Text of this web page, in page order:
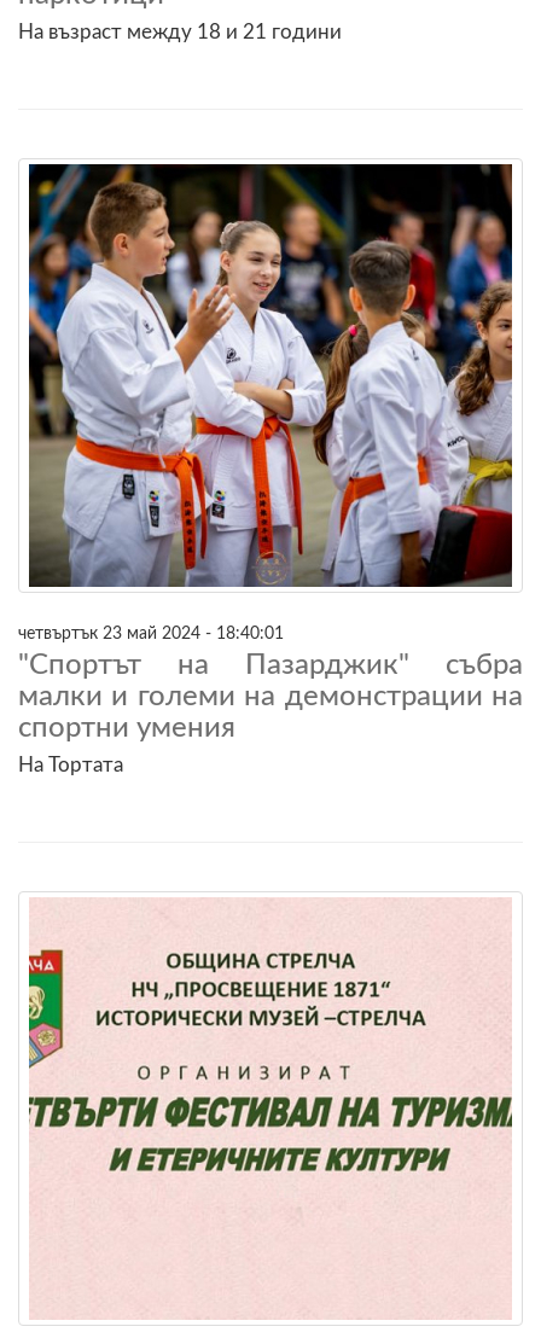
На възраст между 18 и 21 години
четвъртък 23 май 2024 - 18:40:01
"Спортът на Пазарджик" събра
малки и големи на демонстрации на
спортни умения
На Тортата